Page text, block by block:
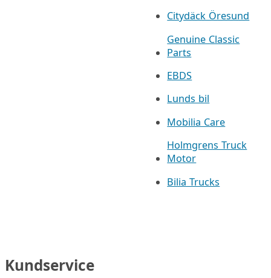
Citydäck Öresund
Genuine Classic
Parts
EBDS
Lunds bil
Mobilia Care
Holmgrens Truck
Motor
Bilia Trucks
Kundservice